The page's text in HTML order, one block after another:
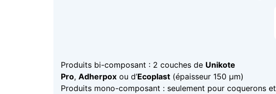
Produits bi-composant : 2 couches de Unikote
Pro,Adherpox ou d’Ecoplast (épaisseur 150 µm)
Produits mono-composant : seulement pour coquerons et